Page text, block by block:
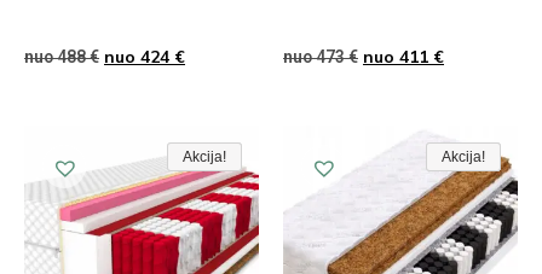
nuo488€ nuo 424 € nuo473€ nuo 411 €
Akcija!
Akcija
Akcija! Akcija!
Akcija
Akcija!